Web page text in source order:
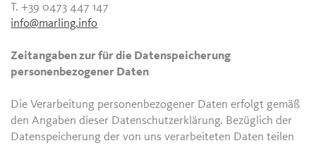
T. +39 0473 447 147
info@marling.info
Zeitangaben zur für die Datenspeicherung
personenbezogener Daten
Die Verarbeitung personenbezogener Daten erfolgt gemäß
den Angaben dieser Datenschutzerklärung. Bezüglich der
Datenspeicherung der von uns verarbeiteten Daten teilen